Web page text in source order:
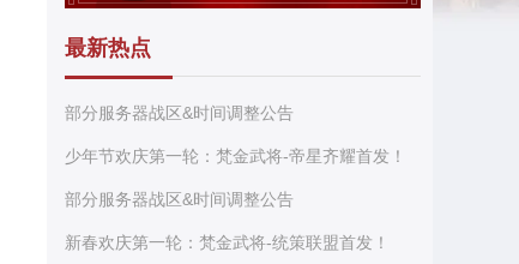
最新热点
部分服务器战区&时间调整公告
少年节欢庆第一轮：梵金武将-帝星齐耀首发！
部分服务器战区&时间调整公告
新春欢庆第一轮：梵金武将-统策联盟首发！